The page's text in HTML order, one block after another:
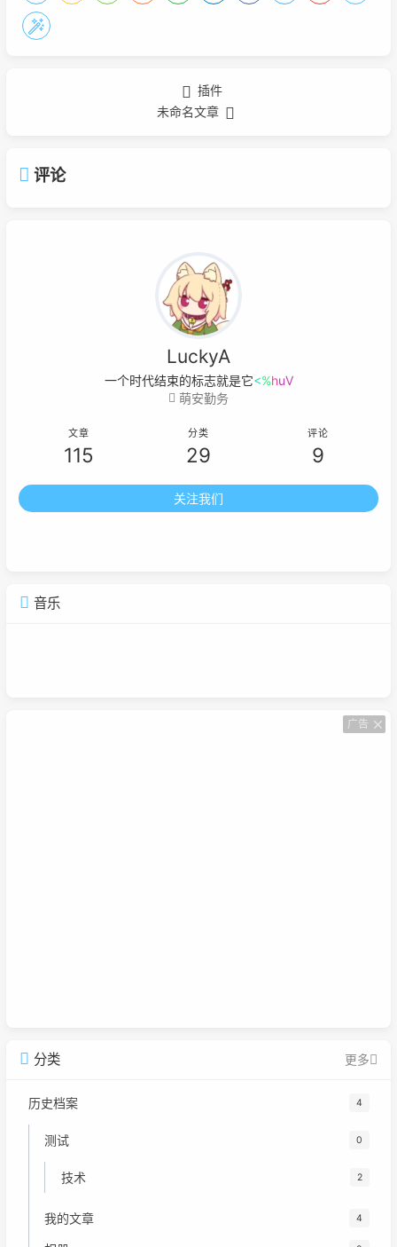
插件
未命名文章
评论
LuckyA
一个时代结束的标志就是它开始被W8
萌安勤务
文章
115
分类
29
评论
9
关注我们
音乐
广告
分类 更多
历史档案 4
测试 0
技术 2
我的文章 4